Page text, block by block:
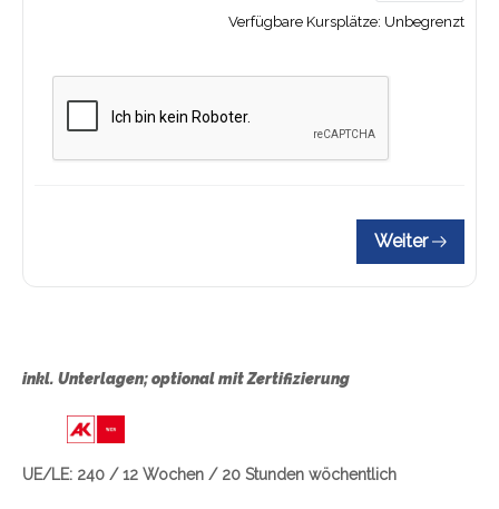
inkl. Unterlagen; optional mit Zertifizierung
UE/LE: 240 / 12 Wochen / 20 Stunden wöchentlich
Verfügbare Kursplätze: Unbegrenzt
Weiter